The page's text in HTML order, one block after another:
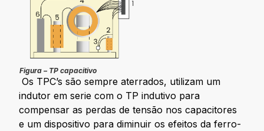
Figura – TP capacitivo
Os TPC’s são sempre aterrados, utilizam um
indutor em serie com o TP indutivo para
compensar as perdas de tensão nos capacitores
e um dispositivo para diminuir os efeitos da ferro-